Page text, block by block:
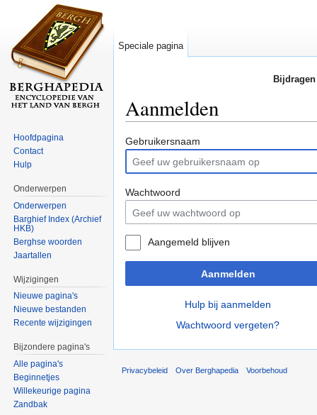
Aanmelden
Gebruikersnaam
Wachtwoord
Aangemeld blijven
Aanmelden
Hulp bij aanmelden
Wachtwoord vergeten?
Speciale pagina
Hoofdpagina
Contact
Hulp
Onderwerpen
Onderwerpen
Barghief Index (Archief
HKB)
Berghse woorden
Jaartallen
Wijzigingen
Nieuwe pagina's
Nieuwe bestanden
Recente wijzigingen
Bijzondere pagina's
Alle pagina's
Beginnetjes
Willekeurige pagina
Zandbak
Privacybeleid Over Berghapedia Voorbehoud